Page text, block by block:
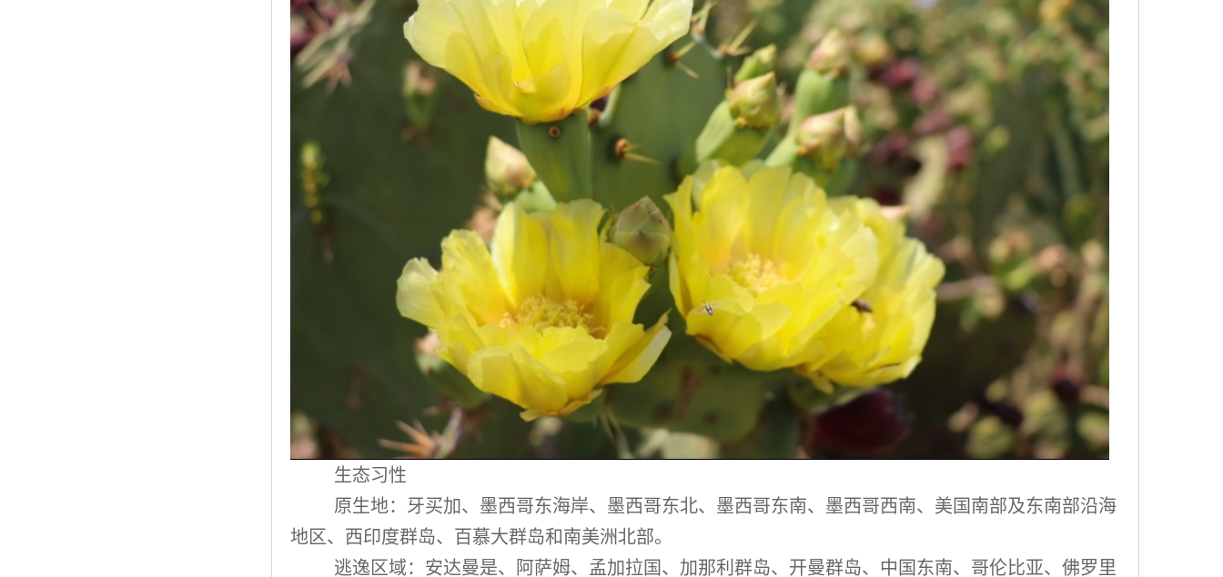
生态习性
原生地：牙买加、墨西哥东海岸、墨西哥东北、墨西哥东南、墨西哥西南、美国南部及东南部沿海
地区、西印度群岛、百慕大群岛和南美洲北部。
逃逸区域：安达曼是、阿萨姆、孟加拉国、加那利群岛、开曼群岛、中国东南、哥伦比亚、佛罗里